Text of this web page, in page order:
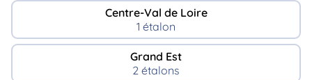
Centre-Val de Loire
1 étalon
Grand Est
2 étalons